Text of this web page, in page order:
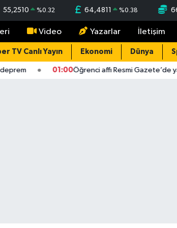
55,2510 %0.32 64,4811 %0.38
Video Yazarlar İletişim
TV Canlı Yayın Ekonomi Dünya
01:00Öğrenci affı Resmi Gazete’de